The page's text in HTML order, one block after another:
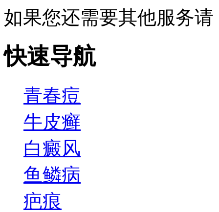
如果您还需要其他服务
快速导航
青春痘
牛皮癣
白癜风
鱼鳞病
疤痕